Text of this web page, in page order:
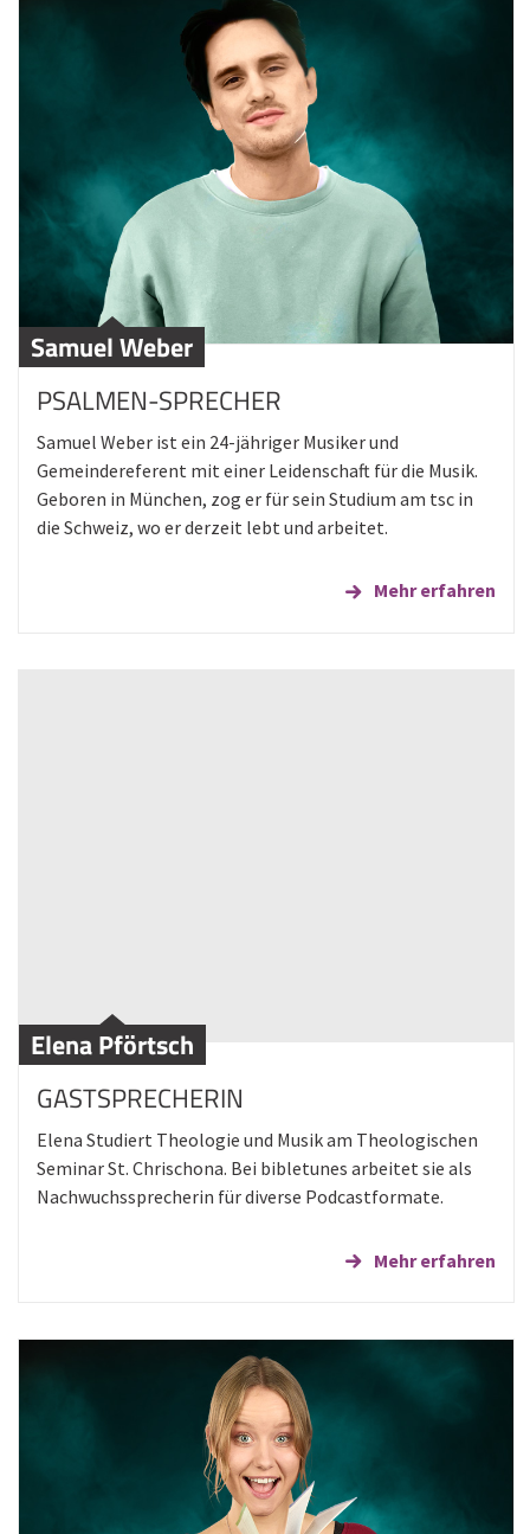
Samuel Weber
PSALMEN-SPRECHER
Samuel Weber ist ein 24-jähriger Musiker und
Gemeindereferent mit einer Leidenschaft für die Musik.
Geboren in München, zog er für sein Studium am tsc in
die Schweiz, wo er derzeit lebt und arbeitet.
Mehr erfahren
Elena Pförtsch
GASTSPRECHERIN
Elena Studiert Theologie und Musik am Theologischen
Seminar St. Chrischona. Bei bibletunes arbeitet sie als
Nachwuchssprecherin für diverse Podcastformate.
Mehr erfahren